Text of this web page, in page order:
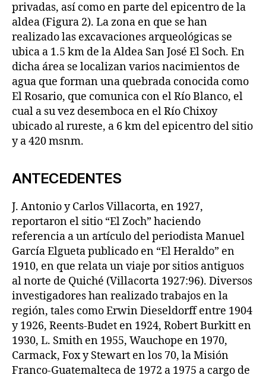
privadas, así como en parte del epicentro de la
aldea (Figura 2). La zona en que se han
realizado las excavaciones arqueológicas se
ubica a 1.5 km de la Aldea San José El Soch. En
dicha área se localizan varios nacimientos de
agua que forman una quebrada conocida como
El Rosario, que comunica con el Río Blanco, el
cual a su vez desemboca en el Río Chixoy
ubicado al rureste, a 6 km del epicentro del sitio
y a 420 msnm.
ANTECEDENTES
J. Antonio y Carlos Villacorta, en 1927,
reportaron el sitio “El Zoch” haciendo
referencia a un artículo del periodista Manuel
García Elgueta publicado en “El Heraldo” en
1910, en que relata un viaje por sitios antiguos
al norte de Quiché (Villacorta 1927:96). Diversos
investigadores han realizado trabajos en la
región, tales como Erwin Dieseldorff entre 1904
y 1926, Reents-Budet en 1924, Robert Burkitt en
1930, L. Smith en 1955, Wauchope en 1970,
Carmack, Fox y Stewart en los 70, la Misión
Franco-Guatemalteca de 1972 a 1975 a cargo de